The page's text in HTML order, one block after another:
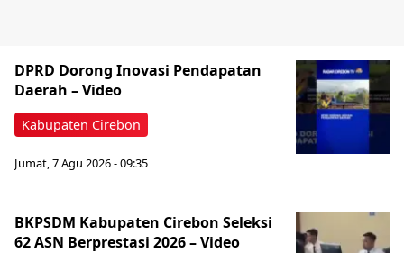
Kabupaten Cirebon
‎DPRD Dorong Inovasi Pendapatan
Daerah – Video
Jumat, 7 Agu 2026 - 09:35
BKPSDM Kabupaten Cirebon Seleksi
62 ASN Berprestasi 2026 – Video